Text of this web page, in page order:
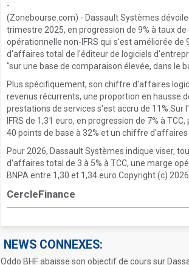
-
(Zonebourse.com) - Dassault Systèmes
trimestre 2025, en progression de 9% à taux
opérationnelle non-IFRS qui s'est améliorée de
d'affaires total de l'éditeur de logiciels
"sur une base de comparaison élevée, dans le
Plus spécifiquement, son chiffre d'affaires
revenus récurrents, une proportion en hausse
prestations de services s'est accru de 11%.Sur
IFRS de 1,31 euro, en progression de 7% à
40 points de base à 32% et un chiffre d'affaires
Pour 2026, Dassault Systèmes indique viser,
d'affaires total de 3 à 5% à TCC, une marge
BNPA entre 1,30 et 1,34 euro.Copyright (c)
CercleFinance
NEWS CONNEXES:
Oddo BHF abaisse son objectif de cours sur